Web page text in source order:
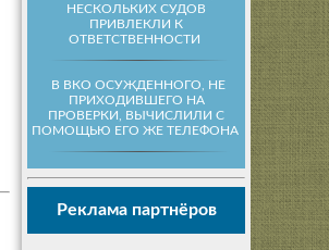
НЕСКОЛЬКИХ СУДОВ
ПРИВЛЕКЛИ К
ОТВЕТСТВЕННОСТИ
В ВКО ОСУЖДЕННОГО, НЕ
ПРИХОДИВШЕГО НА
ПРОВЕРКИ, ВЫЧИСЛИЛИ С
ПОМОЩЬЮ ЕГО ЖЕ ТЕЛЕФОНА
Реклама партнёров